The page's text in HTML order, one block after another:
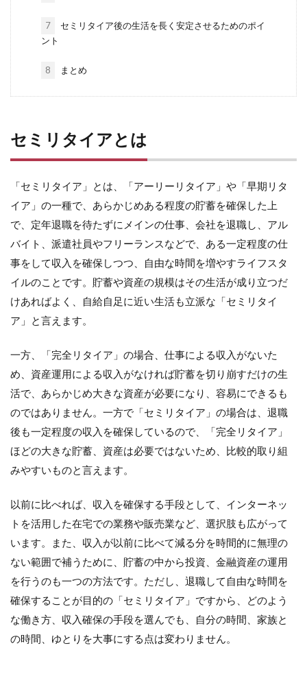
7
セミリタイア後の生活を長く安定させるためのポイ
ント
8 まとめ
セミリタイアとは
「セミリタイア」とは、「アーリーリタイア」や「早期リタ
イア」の一種で、あらかじめある程度の貯蓄を確保した上
で、定年退職を待たずにメインの仕事、会社を退職し、アル
バイト、派遣社員やフリーランスなどで、ある一定程度の仕
事をして収入を確保しつつ、自由な時間を増やすライフスタ
イルのことです。貯蓄や資産の規模はその生活が成り立つだ
けあればよく、自給自足に近い生活も立派な「セミリタイ
ア」と言えます。
一方、「完全リタイア」の場合、仕事による収入がないた
め、資産運用による収入がなければ貯蓄を切り崩すだけの生
活で、あらかじめ大きな資産が必要になり、容易にできるも
のではありません。一方で「セミリタイア」の場合は、退職
後も一定程度の収入を確保しているので、「完全リタイア」
ほどの大きな貯蓄、資産は必要ではないため、比較的取り組
みやすいものと言えます。
以前に比べれば、収入を確保する手段として、インターネッ
トを活用した在宅での業務や販売業など、選択肢も広がって
います。また、収入が以前に比べて減る分を時間的に無理の
ない範囲で補うために、貯蓄の中から投資、金融資産の運用
を行うのも一つの方法です。ただし、退職して自由な時間を
確保することが目的の「セミリタイア」ですから、どのよう
な働き方、収入確保の手段を選んでも、自分の時間、家族と
の時間、ゆとりを大事にする点は変わりません。